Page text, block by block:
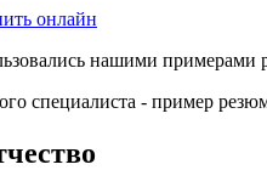
онлайн
нашими примерами